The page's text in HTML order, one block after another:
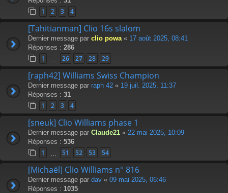
1 2 3 4
[Tahitianman] Clio 16s slalom
Dernier message par clio powa « 17 août 2025, 08:41
Réponses : 286
1 26 27 28 29
[raph42] Williams Swiss Champion
Dernier message par raph 42 « 19 juil. 2025, 11:37
Réponses : 31
1 2 3 4
[sneuk] Clio Williams phase 1
Dernier message par Claude21 « 22 mai 2025, 10:09
Réponses : 536
1 51 52 53 54
[Michaël] Clio Williams n° 816
Dernier message par dav « 09 mai 2025, 06:46
Réponses : 1035